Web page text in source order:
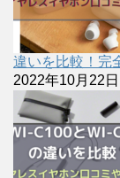
違いを比較！完
2022年10月22日